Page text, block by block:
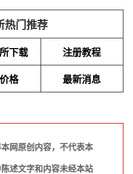
热门推荐
下载 注册教程
格 最新消息
网原创内容，不代表本
述文字和内容未经本站